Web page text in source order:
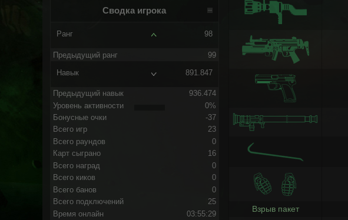
Сводка игрока
Ранг 98
Предыдущий ранг 99
Навык 891.847
Предыдущий навык
936.474
Уровень активности
0%
Бонусные очки
-37
Всего игр
23
Всего раундов
0
Карт сыграно
16
Всего наград
0
Всего киков
0
Всего банов
0
Всего подключений
25
Время онлайн
03:55:29
Взрыв пакет